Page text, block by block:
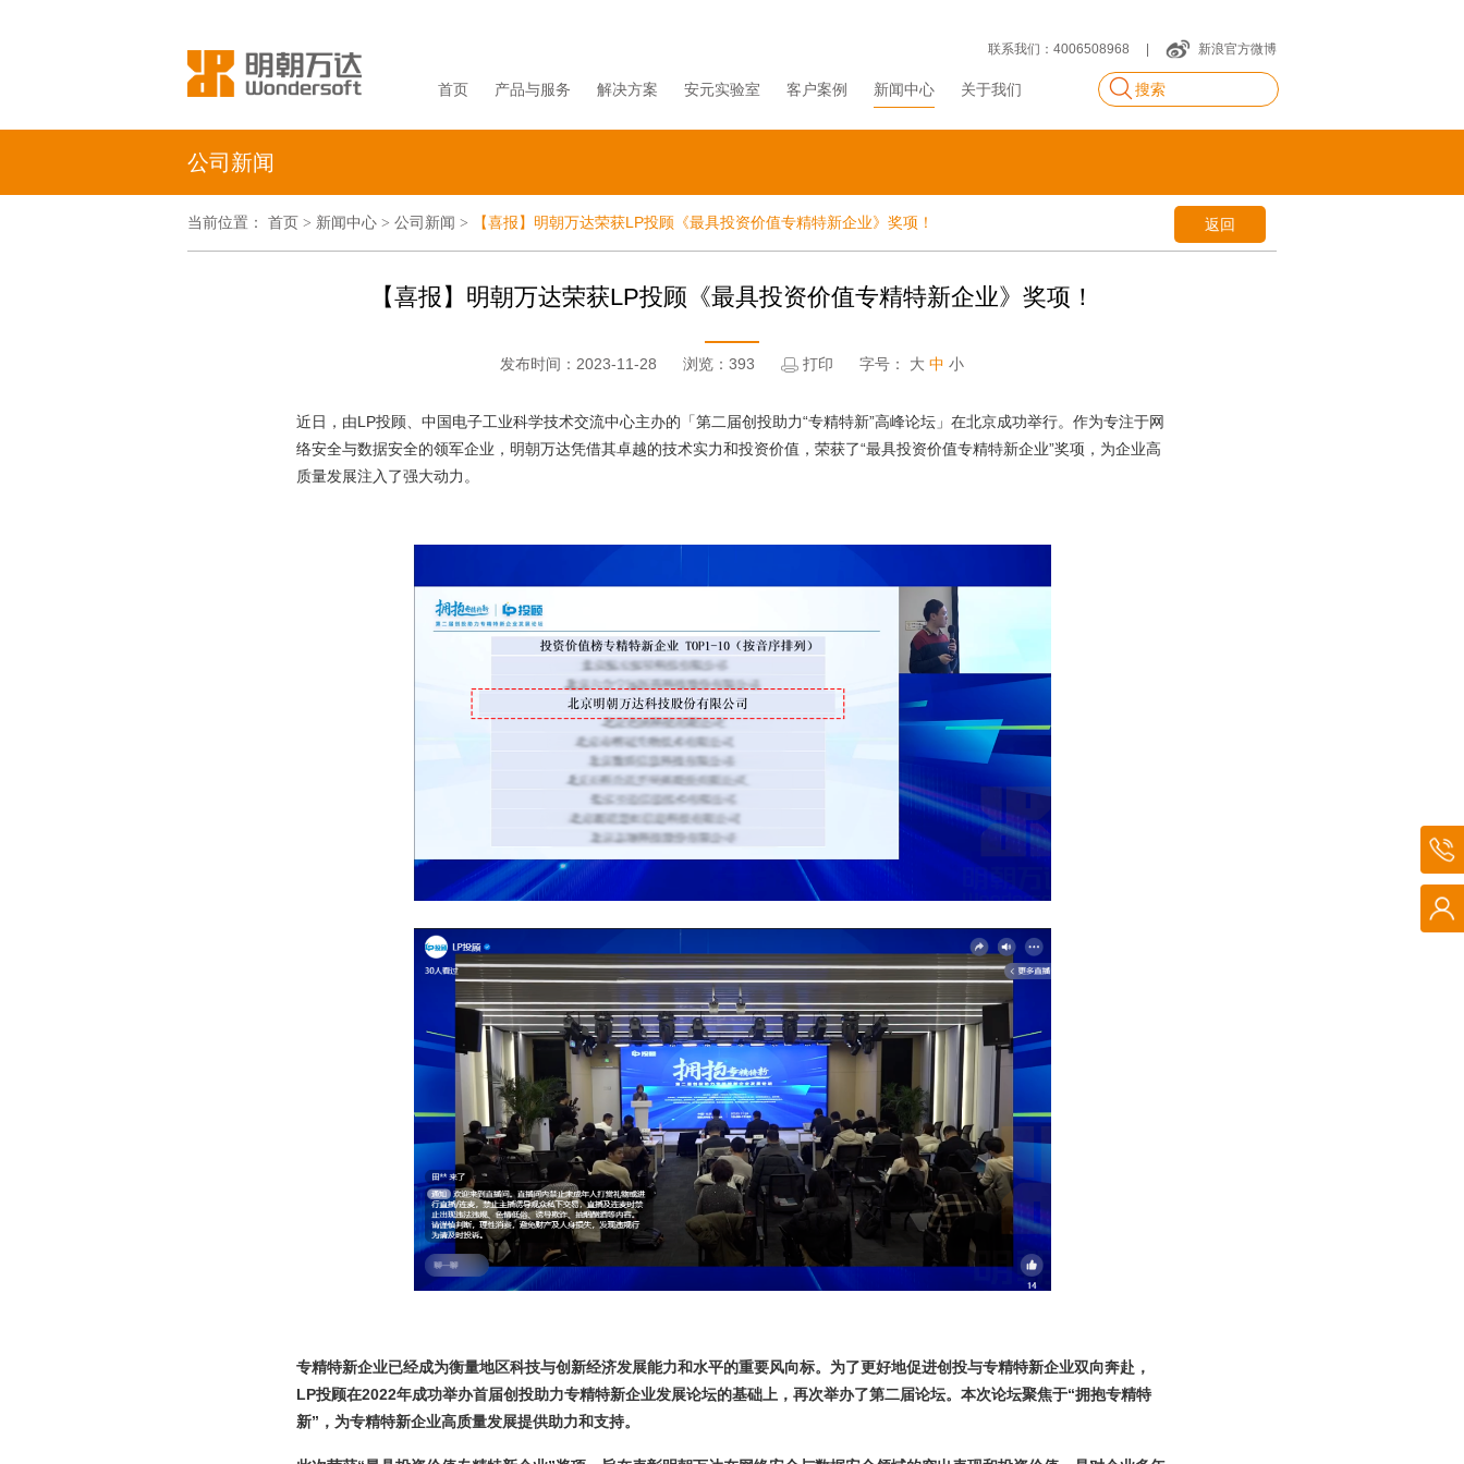
联系我们：4006508968 新浪官方微博
首页 产品与服务 解决方案 安元实验室 客户案例 新闻中心 关于我们
公司新闻
当前位置： 首页 > 新闻中心 > 公司新闻 > 【喜报】明朝万达荣获LP投顾《最具投资价值专精特新企业》奖项！ 返回
【喜报】明朝万达荣获LP投顾《最具投资价值专精特新企业》奖项！
发布时间：2023-11-28 浏览：393 打印 字号： 大 中 小
近日，由LP投顾、中国电子工业科学技术交流中心主办的「第二届创投助力“专精特新”高峰论坛」在北京成功举行。作为专注于网
络安全与数据安全的领军企业，明朝万达凭借其卓越的技术实力和投资价值，荣获了“最具投资价值专精特新企业”奖项，为企业高
质量发展注入了强大动力。
专精特新企业已经成为衡量地区科技与创新经济发展能力和水平的重要风向标。为了更好地促进创投与专精特新企业双向奔赴，
LP投顾在2022年成功举办首届创投助力专精特新企业发展论坛的基础上，再次举办了第二届论坛。 本次论坛聚焦于“拥抱专精特
新”，为专精特新企业高质量发展提供助力和支持。